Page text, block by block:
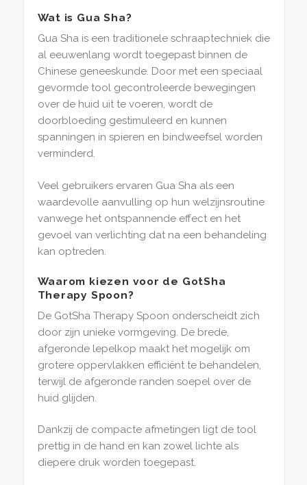
Wat is Gua Sha?
Gua Sha is een traditionele schraaptechniek die
al eeuwenlang wordt toegepast binnen de
Chinese geneeskunde. Door met een speciaal
gevormde tool gecontroleerde bewegingen
over de huid uit te voeren, wordt de
doorbloeding gestimuleerd en kunnen
spanningen in spieren en bindweefsel worden
verminderd.
Veel gebruikers ervaren Gua Sha als een
waardevolle aanvulling op hun welzijnsroutine
vanwege het ontspannende effect en het
gevoel van verlichting dat na een behandeling
kan optreden.
Waarom kiezen voor de GotSha
Therapy Spoon?
De GotSha Therapy Spoon onderscheidt zich
door zijn unieke vormgeving. De brede,
afgeronde lepelkop maakt het mogelijk om
grotere oppervlakken efficiënt te behandelen,
terwijl de afgeronde randen soepel over de
huid glijden.
Dankzij de compacte afmetingen ligt de tool
prettig in de hand en kan zowel lichte als
diepere druk worden toegepast.